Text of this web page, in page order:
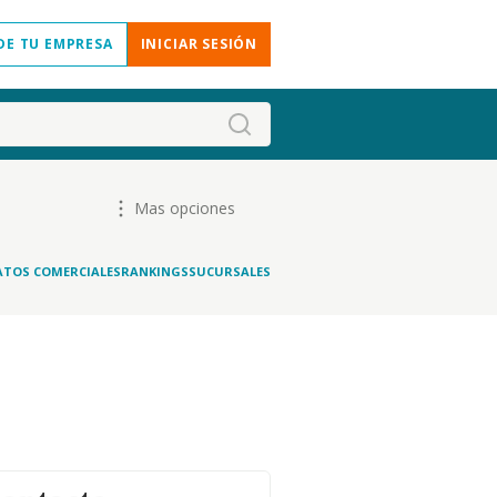
TU EMPRESA INICIAR SESIÓN
Mas opciones
COMERCIALESRANKINGSSUCURSALES